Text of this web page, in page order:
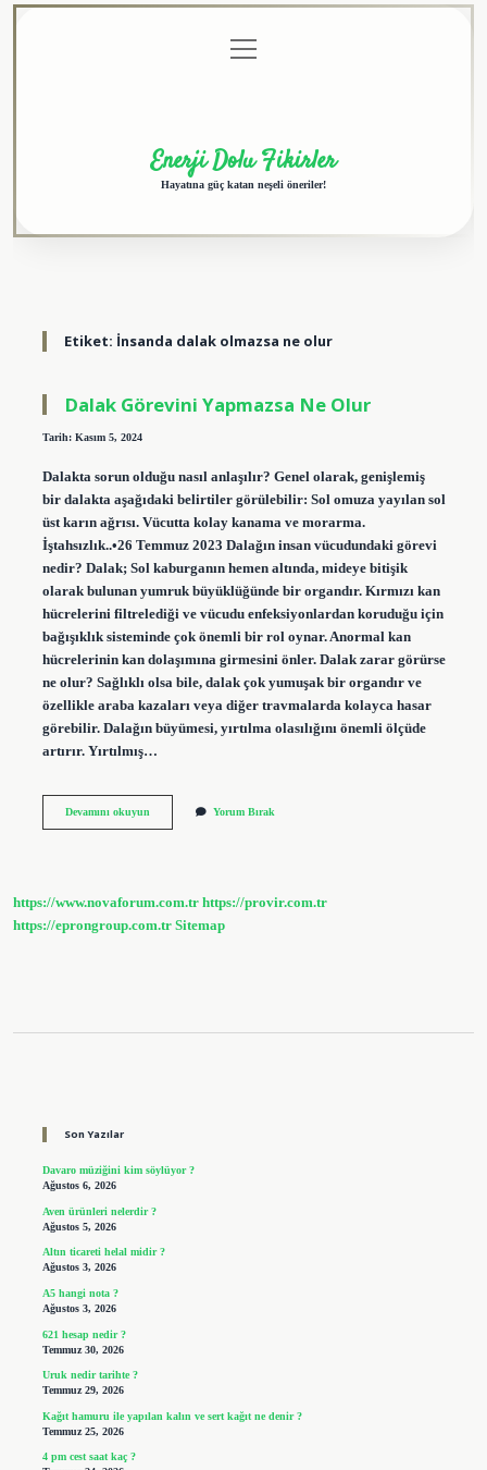
menüyü
aç
Enerji Dolu Fikirler
Hayatına güç katan neşeli öneriler!
Etiket: İnsanda dalak olmazsa ne olur
Dalak Görevini Yapmazsa Ne Olur
Tarih: Kasım 5, 2024
Dalakta sorun olduğu nasıl anlaşılır? Genel olarak, genişlemiş
bir dalakta aşağıdaki belirtiler görülebilir: Sol omuza yayılan sol
üst karın ağrısı. Vücutta kolay kanama ve morarma.
İştahsızlık..•26 Temmuz 2023 Dalağın insan vücudundaki görevi
nedir? Dalak; Sol kaburganın hemen altında, mideye bitişik
olarak bulunan yumruk büyüklüğünde bir organdır. Kırmızı kan
hücrelerini filtrelediği ve vücudu enfeksiyonlardan koruduğu için
bağışıklık sisteminde çok önemli bir rol oynar. Anormal kan
hücrelerinin kan dolaşımına girmesini önler. Dalak zarar görürse
ne olur? Sağlıklı olsa bile, dalak çok yumuşak bir organdır ve
özellikle araba kazaları veya diğer travmalarda kolayca hasar
görebilir. Dalağın büyümesi, yırtılma olasılığını önemli ölçüde
artırır. Yırtılmış…
Devamını okuyunDalak
Yorum Bırak
https://www.novaforum.com.tr https://provir.com.tr
https://eprongroup.com.tr Sitemap
Son Yazılar
Davaro müziğini kim söylüyor ?
Ağustos 6, 2026
Aven ürünleri nelerdir ?
Ağustos 5, 2026
Altın ticareti helal midir ?
Ağustos 3, 2026
A5 hangi nota ?
Ağustos 3, 2026
621 hesap nedir ?
Temmuz 30, 2026
Uruk nedir tarihte ?
Temmuz 29, 2026
Kağıt hamuru ile yapılan kalın ve sert kağıt ne denir ?
Temmuz 25, 2026
4 pm cest saat kaç ?